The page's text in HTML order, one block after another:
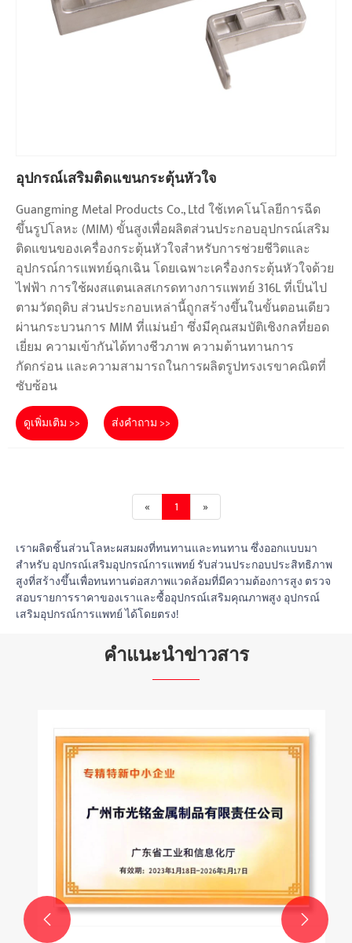
อุปกรณ์เสริมติดแขนกระตุ้นหัวใจ
Guangming Metal Products Co., Ltd ใช้เทคโนโลยีการฉีด
ขึ้นรูปโลหะ (MIM) ขั้นสูงเพื่อผลิตส่วนประกอบอุปกรณ์เสริม
ติดแขนของเครื่องกระตุ้นหัวใจสำหรับการช่วยชีวิตและ
อุปกรณ์การแพทย์ฉุกเฉิน โดยเฉพาะเครื่องกระตุ้นหัวใจด้วย
ไฟฟ้า การใช้ผงสแตนเลสเกรดทางการแพทย์ 316L ที่เป็นไป
ตามวัตถุดิบ ส่วนประกอบเหล่านี้ถูกสร้างขึ้นในขั้นตอนเดียว
ผ่านกระบวนการ MIM ที่แม่นยำ ซึ่งมีคุณสมบัติเชิงกลที่ยอด
เยี่ยม ความเข้ากันได้ทางชีวภาพ ความต้านทานการ
กัดกร่อน และความสามารถในการผลิตรูปทรงเรขาคณิตที่
ซับซ้อน
ดูเพิ่มเติม >> ส่งคำถาม >>
« 1 »
เราผลิตชิ้นส่วนโลหะผสมผงที่ทนทานและทนทาน ซึ่งออกแบบมา
สำหรับ อุปกรณ์เสริมอุปกรณ์การแพทย์ รับส่วนประกอบประสิทธิภาพ
สูงที่สร้างขึ้นเพื่อทนทานต่อสภาพแวดล้อมที่มีความต้องการสูง ตรวจ
สอบรายการราคาของเราและซื้ออุปกรณ์เสริมคุณภาพสูง อุปกรณ์
เสริมอุปกรณ์การแพทย์ ได้โดยตรง!
คำแนะนำข่าวสาร
 